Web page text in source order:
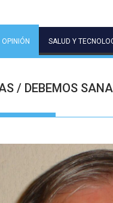
OPINIÓN SALUD Y
/ DEBEMOS